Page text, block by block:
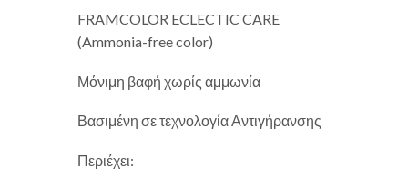
FRAMCOLOR ECLECTIC CARE
(Ammonia-free color)
Μόνιμη βαφή χωρίς αμμωνία
Βασιμένη σε τεχνολογία Αντιγήρανσης
Περιέχει: